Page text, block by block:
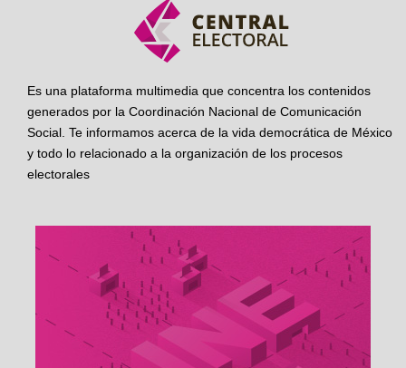
Es una plataforma multimedia que concentra los contenidos
generados por la Coordinación Nacional de Comunicación
Social. Te informamos acerca de la vida democrática de México
y todo lo relacionado a la organización de los procesos
electorales